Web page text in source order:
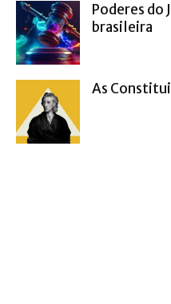
Poderes do
brasileira
As